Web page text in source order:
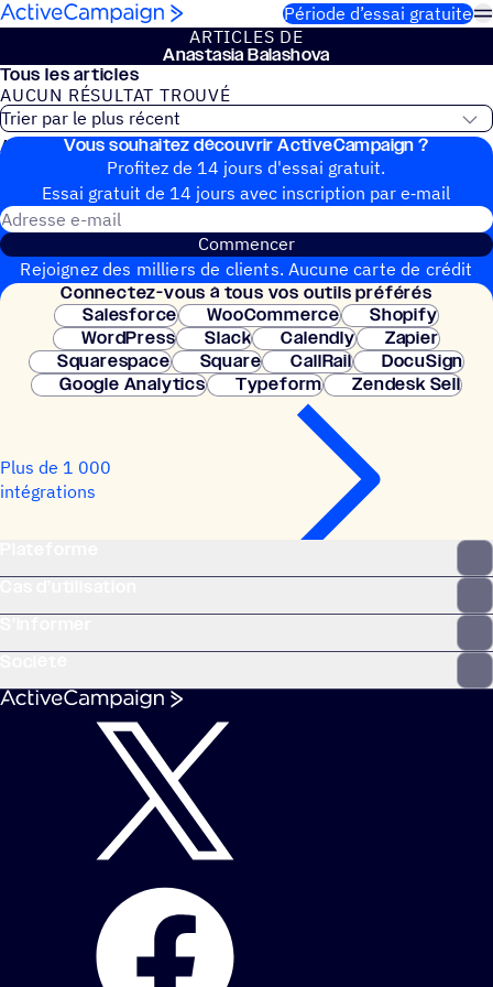
Passer au contenu
Période d’essai gratuite
ARTICLES DE
Anas­ta­sia Balashova
Tous les articles
AUCUN RÉSUL­TAT TROUVÉ
Aucun article de blog trouvé
Vous souhai­tez découvrir ActiveCampaign ?
Profitez de 14 jours d'essai gratuit.
Essai gratuit de 14 jours avec inscrip­tion par e‑mail
Commencer
Rejoignez des milliers de clients. Aucune carte de crédit
nécessaire. Configuration instantanée.
Connec­tez-vous à tous vos outils préférés
Salesforce
WooCommerce
Shopify
WordPress
Slack Calendly
Zapier
Squarespace
Square CallRail
DocuSign
Google Analytics
Typeform Zendesk Sell
Plus de 1 000
intégrations